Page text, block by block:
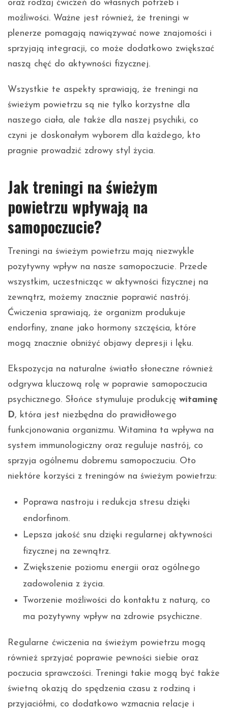
oraz rodzaj ćwiczeń do własnych potrzeb i
możliwości. Ważne jest również, że treningi w
plenerze pomagają nawiązywać nowe znajomości i
sprzyjają integracji, co może dodatkowo zwiększać
naszą chęć do aktywności fizycznej.
Wszystkie te aspekty sprawiają, że treningi na
świeżym powietrzu są nie tylko korzystne dla
naszego ciała, ale także dla naszej psychiki, co
czyni je doskonałym wyborem dla każdego, kto
pragnie prowadzić zdrowy styl życia.
Jak treningi na świeżym
powietrzu wpływają na
samopoczucie?
Treningi na świeżym powietrzu mają niezwykle
pozytywny wpływ na nasze samopoczucie. Przede
wszystkim, uczestnicząc w aktywności fizycznej na
zewnątrz, możemy znacznie poprawić nastrój.
Ćwiczenia sprawiają, że organizm produkuje
endorfiny, znane jako hormony szczęścia, które
mogą znacznie obniżyć objawy depresji i lęku.
Ekspozycja na naturalne światło słoneczne również
odgrywa kluczową rolę w poprawie samopoczucia
psychicznego. Słońce stymuluje produkcję witaminę
D, która jest niezbędna do prawidłowego
funkcjonowania organizmu. Witamina ta wpływa na
system immunologiczny oraz reguluje nastrój, co
sprzyja ogólnemu dobremu samopoczuciu. Oto
niektóre korzyści z treningów na świeżym powietrzu:
Poprawa nastroju i redukcja stresu dzięki
endorfinom.
Lepsza jakość snu dzięki regularnej aktywności
fizycznej na zewnątrz.
Zwiększenie poziomu energii oraz ogólnego
zadowolenia z życia.
Tworzenie możliwości do kontaktu z naturą, co
ma pozytywny wpływ na zdrowie psychiczne.
Regularne ćwiczenia na świeżym powietrzu mogą
również sprzyjać poprawie pewności siebie oraz
poczucia sprawczości. Treningi takie mogą być także
świetną okazją do spędzenia czasu z rodziną i
przyjaciółmi, co dodatkowo wzmacnia relacje i